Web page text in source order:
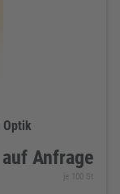
Optik
auf Anfrage
je 100 St